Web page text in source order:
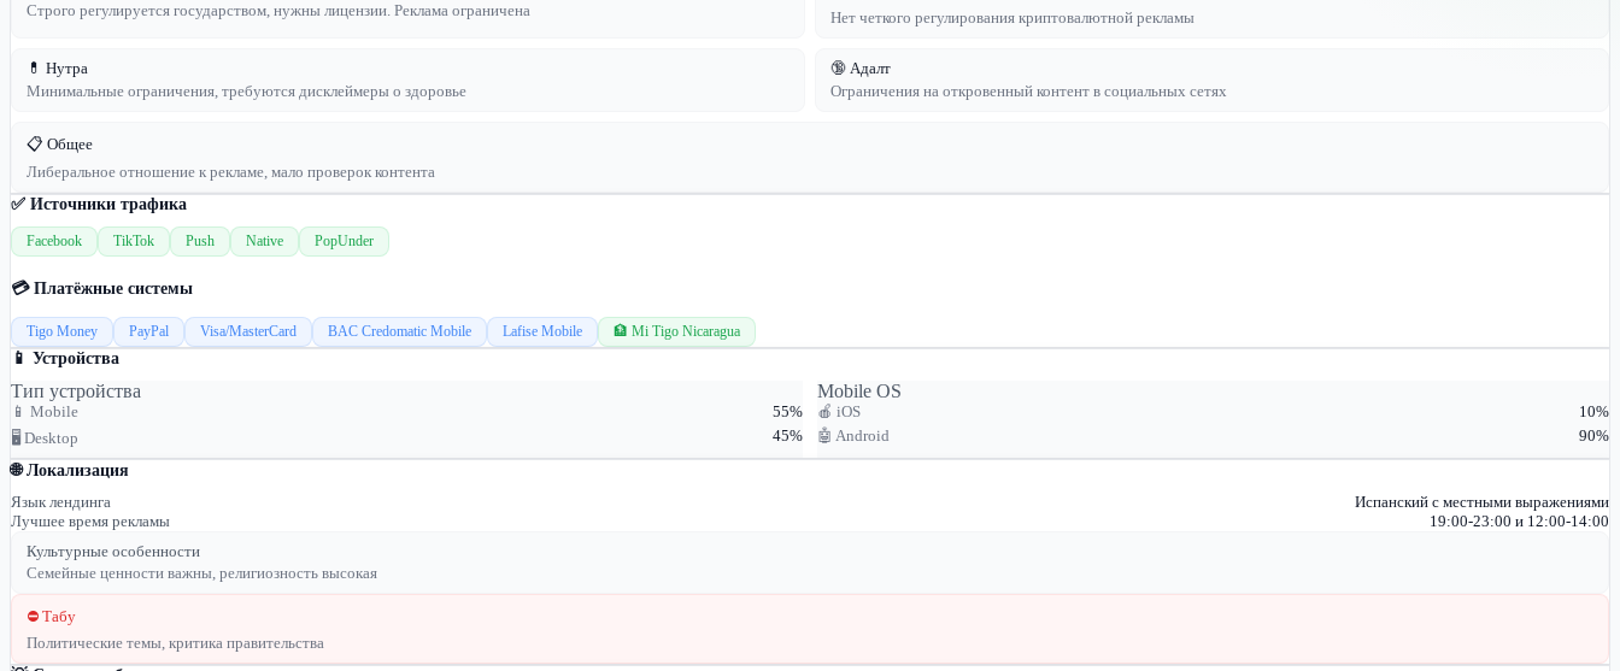
Строго регулируется государством, нужны лицензии. Реклама ограничена
Нет четкого регулирования криптовалютной рекламы
💊 Нутра
Минимальные ограничения, требуются дисклеймеры о здоровье
🔞 Адалт
Ограничения на откровенный контент в социальных сетях
📋 Общее
Либеральное отношение к рекламе, мало проверок контента
✅ Источники трафика
Facebook TikTok Push Native PopUnder
💳 Платёжные системы
Tigo Money PayPal Visa/MasterCard BAC Credomatic Mobile Lafise Mobile 🏦 Mi Tigo Nicaragua
📱 Устройства
Тип устройства
📱 Mobile
55%
🖥 Desktop
45%
Mobile OS
🍎 iOS
10%
🤖 Android
90%
🌐 Локализация
Язык лендинга
Испанский с местными выражениями
Лучшее время рекламы
19:00-23:00 и 12:00-14:00
Культурные особенности
Семейные ценности важны, религиозность высокая
⛔ Табу
Политические темы, критика правительства